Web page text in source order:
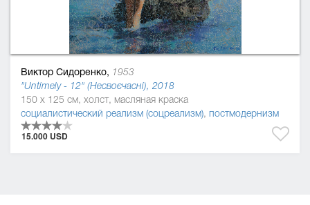
Виктор Сидоренко, 1953
"Untimely - 12" (Несвоєчасні), 2018
150 x 125 см, холст, масляная краска
социалистический реализм (соцреализм), постмодернизм
15.000 USD